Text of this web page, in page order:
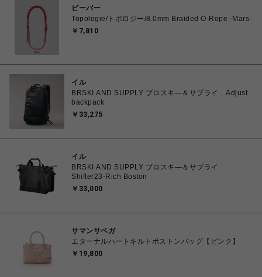
ビーバー
Topologie/トポロジー/8.0mm Braided O-Rope -Mars-
￥7,810
イル
BRSKI AND SUPPLY ブロスキ―＆サプライ Adjust
backpack
￥33,275
イル
BRSKI AND SUPPLY ブロスキ―＆サプライ
Shifter23-Rich Boston
￥33,000
サマンサベガ
エターナルハートキルトボストンバッグ【ピンク】
￥19,800